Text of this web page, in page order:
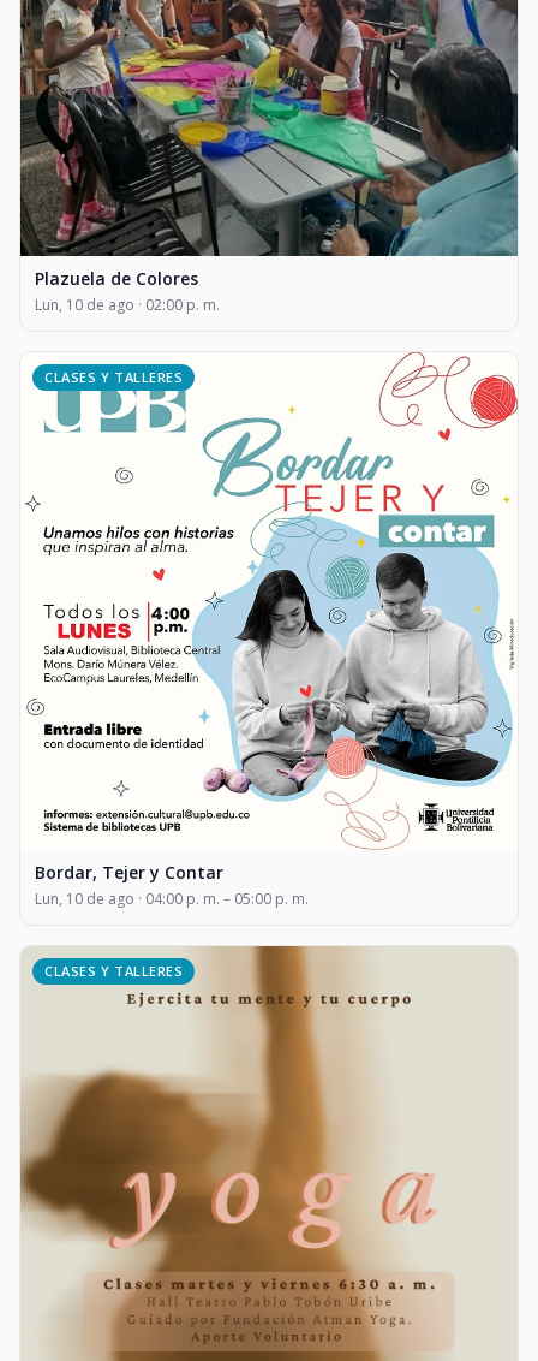
Plazuela de Colores
Lun, 10 de ago · 02:00 p. m.
CLASES Y TALLERES
Bordar, Tejer y Contar
Lun, 10 de ago · 04:00 p. m. – 05:00 p. m.
CLASES Y TALLERES